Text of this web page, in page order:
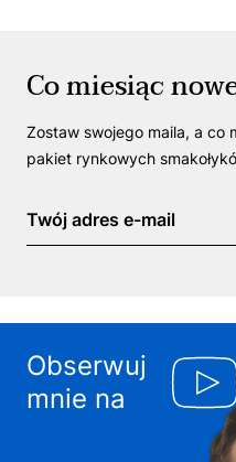
Co miesiąc
Zostaw swojego maila, a co
pakiet rynkowych
Obserwuj
mnie na